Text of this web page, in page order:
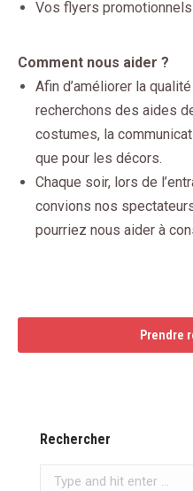
Vos flyers
Comment nous aider ?
Afin d’améliorer la
recherchons des aides
costumes, la
que pour les décors.
Chaque soir, lors de
convions nos
pourriez nous aider à
Prendre
Rechercher
Search: